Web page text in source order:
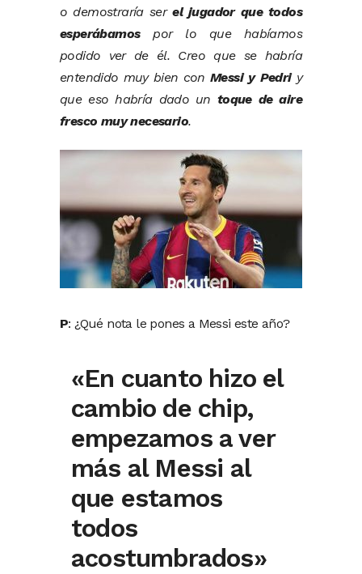
o demostraría serel jugador que todos
esperábamospor lo que habíamos
podido ver de él. Creo que se habría
entendido muy bien con Messi y Pedriy
que eso habría dado un toque de aire
fresco muy necesario.
P: ¿Qué nota le pones a Messi este año?
«En cuanto hizo el
cambio de chip,
empezamos a ver
más al Messi al
que estamos
todos
acostumbrados»